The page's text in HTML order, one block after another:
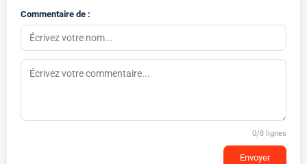
Commentaire de :
0/8 lignes
Envoyer